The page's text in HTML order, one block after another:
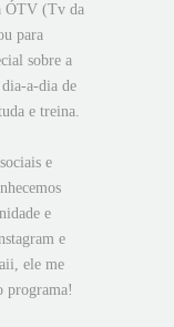
ÓTV (Tv da
para
sobre a
a-dia de
e treina.
e
e
e
ele me
programa!